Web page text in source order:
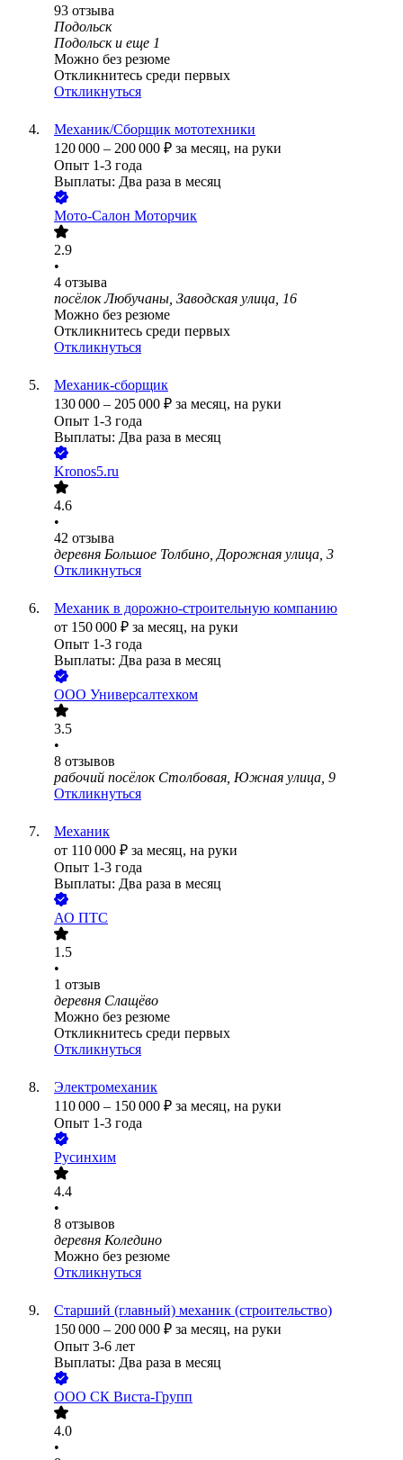
93 отзыва
Подольск
Подольск и еще 1
Можно без резюме
Откликнитесь среди первых
Откликнуться
Механик/Сборщик мототехники
120 000 – 200 000 ₽ за месяц, на руки
Опыт 1-3 года
Выплаты: Два раза в месяц
Мото-Салон Моторчик
2.9
•
4 отзыва
посёлок Любучаны, Заводская улица, 16
Можно без резюме
Откликнитесь среди первых
Откликнуться
Механик-сборщик
130 000 – 205 000 ₽ за месяц, на руки
Опыт 1-3 года
Выплаты: Два раза в месяц
Kronos5.ru
4.6
•
42 отзыва
деревня Большое Толбино, Дорожная улица, 3
Откликнуться
Механик в дорожно-строительную компанию
от 150 000 ₽ за месяц, на руки
Опыт 1-3 года
Выплаты: Два раза в месяц
ООО Универсалтехком
3.5
•
8 отзывов
рабочий посёлок Столбовая, Южная улица, 9
Откликнуться
Механик
от 110 000 ₽ за месяц, на руки
Опыт 1-3 года
Выплаты: Два раза в месяц
АО ПТС
1.5
•
1 отзыв
деревня Слащёво
Можно без резюме
Откликнитесь среди первых
Откликнуться
Электромеханик
110 000 – 150 000 ₽ за месяц, на руки
Опыт 1-3 года
Русинхим
4.4
•
8 отзывов
деревня Коледино
Можно без резюме
Откликнуться
Старший (главный) механик (строительство)
150 000 – 200 000 ₽ за месяц, на руки
Опыт 3-6 лет
Выплаты: Два раза в месяц
ООО СК Виста-Групп
4.0
•